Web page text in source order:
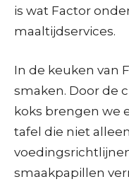
is wat Factor
maaltijdservices.
In de keuken van
smaken. Door de
koks brengen we
tafel die niet
smaakpapillen